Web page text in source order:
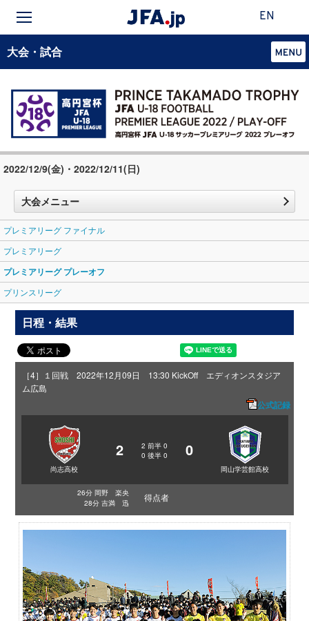
EN
大会・試合
2022/12/9(金)・2022/12/11(日)
大会メニュー
プレミアリーグ ファイナル
プレミアリーグ
プレミアリーグ プレーオフ
プリンスリーグ
日程・結果
［4］１回戦 2022年12月09日 13:30 KickOff エディオンスタジア
ム広島
公式記録
尚志高校
2 2 前半 0
0 後半 0 0
岡山学芸館高校
26分 岡野 楽央
28分 吉満 迅
得点者